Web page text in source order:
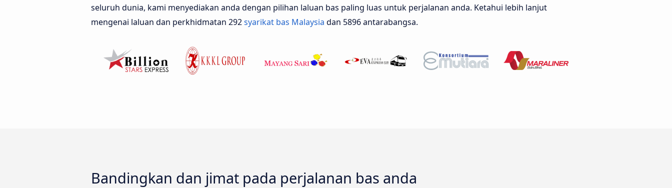
seluruh dunia, kami menyediakan anda dengan pilihan laluan bas paling luas untuk perjalanan anda. Ketahui lebih lanjut
mengenai laluan dan perkhidmatan 292syarikat bas Malaysia dan 5896 antarabangsa.
Bandingkan dan jimat pada perjalanan bas anda